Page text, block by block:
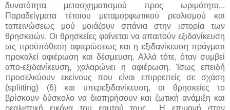
δυνατότητα μετασχηματισμού προς ωριμότητα...
Παραδείγματα τέτοιου μεταμορφωτικού ρεαλισμού και
ταπεινώσεως μού μοιάζουν σπάνια στην ιστορία των
θρησκειών. Οι θρησκείες φαίνεται να απαιτούν εξιδανίκευση
ως προϋπόθεση αφιερώσεως και η εξιδανίκευση πράγματι
προκαλεί αφιέρωση και δέσμευση. Αλλά τότε, όταν συμβεί
απο-εξιδανίκευση, χαλαρώνει η αφιέρωση. Ίσως επειδή
προσελκύουν εκείνους που είναι επιρρεπείς σε σχάση
(splitting) (6) και υπερεξιδανίκευση, οι θρησκείες το
βρίσκουν δύσκολο να διατηρήσουν και ζωτική ανάμιξη και
ρεαλιστική εικόνα του εαυτού τους... Η επιμονή στην